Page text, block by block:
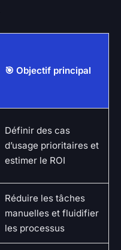
🎯 Objectif principal
Définir des cas
d’usage prioritaires et
estimer le ROI
Réduire les tâches
manuelles et fluidifier
les processus